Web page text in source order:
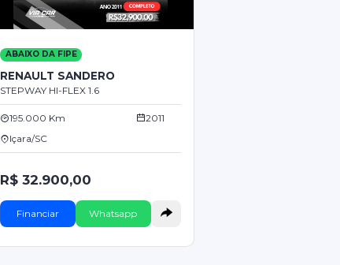
ABAIXO DA FIPE
RENAULT SANDERO
STEPWAY HI-FLEX 1.6
195.000 Km
2011
Içara/SC
R$ 32.900,00
Financiar Whatsapp